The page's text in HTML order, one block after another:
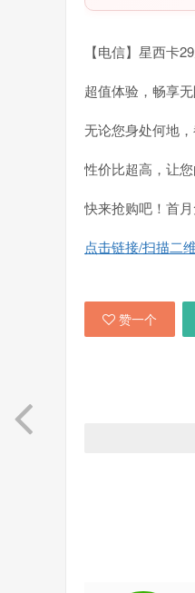
【电信】星西卡
超值体验，畅享
无论您身处何地
性价比超高，让
快来抢购吧！首
点击链接/扫描二
赞一个